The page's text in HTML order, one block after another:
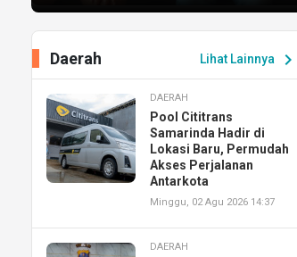
Lihat Lainnya chevron_right
Daerah
DAERAH
Pool Cititrans
Samarinda Hadir di
Lokasi Baru, Permudah
Akses Perjalanan
Antarkota
Minggu, 02 Agu 2026 14:37
DAERAH